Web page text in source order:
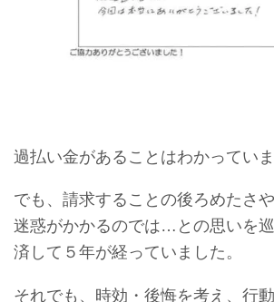
過払い金があることはわかっていま
でも、請求することの後ろめたさ
迷惑がかかるのでは…との思いを
済して５年が経っていました。
それでも、時効・後悔を考え、行